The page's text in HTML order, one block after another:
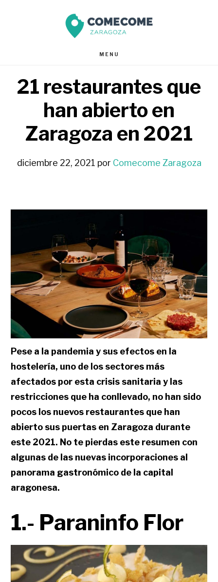
página
MENU
21 restaurantes que
han abierto en
Zaragoza en 2021
diciembre 22, 2021 por Comecome Zaragoza
Pese a la pandemia y sus efectos en la
hostelería, uno de los sectores más
afectados por esta crisis sanitaria y las
restricciones que ha conllevado, no han sido
pocos los nuevos restaurantes que han
abierto sus puertas en Zaragoza durante
este 2021. No te pierdas este resumen con
algunas de las nuevas incorporaciones al
panorama gastronómico de la capital
aragonesa.
1.- Paraninfo Flor